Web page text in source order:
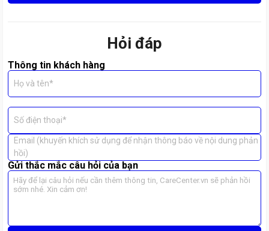
Hỏi đáp
Thông tin khách hàng
Họ và tên*
Số điện thoại*
Email (khuyến khích sử dụng để nhận thông báo về nội dung phản
hồi)
Gửi thắc mắc câu hỏi của bạn